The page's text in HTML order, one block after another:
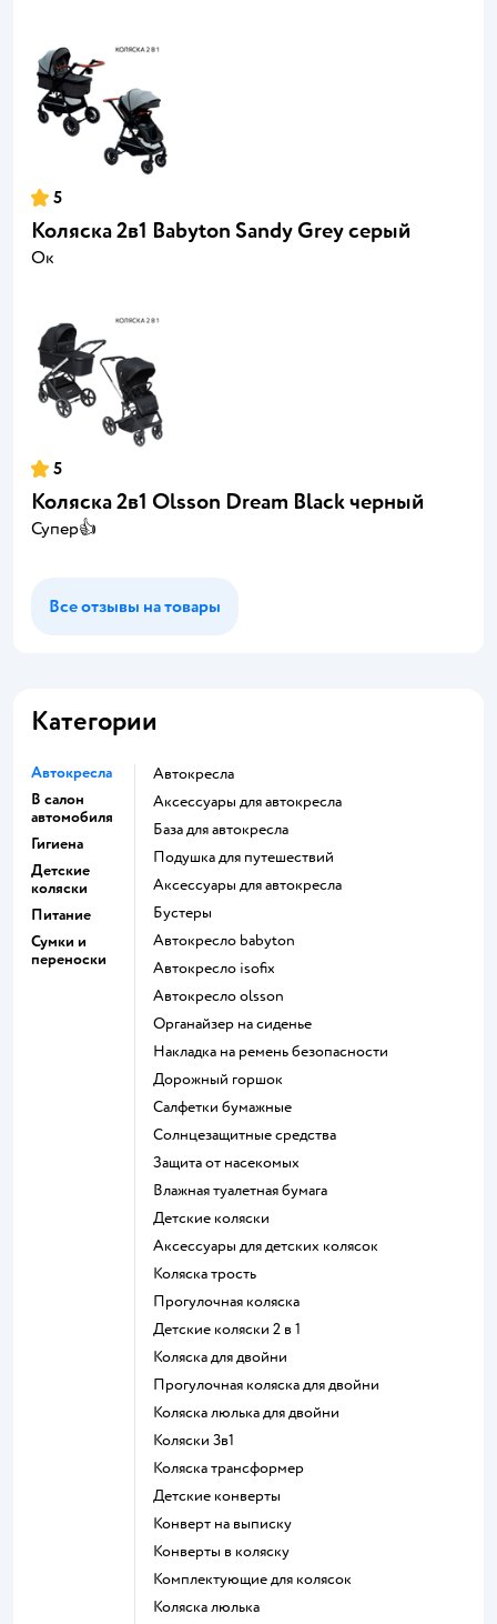
5
Коляска 2в1 Babyton Sandy Grey серый
Ок
5
Коляска 2в1 Olsson Dream Black черный
Супер👍
Все отзывы на товары
Категории
Автокресла
В салон
автомобиля
Гигиена
Детские
коляски
Питание
Сумки и
переноски
Автокресла
Аксессуары для автокресла
База для автокресла
Подушка для путешествий
Аксессуары для автокресла
Бустеры
Автокресло babyton
Автокресло isofix
Автокресло olsson
Органайзер на сиденье
Накладка на ремень безопасности
Дорожный горшок
Салфетки бумажные
Солнцезащитные средства
Защита от насекомых
Влажная туалетная бумага
Детские коляски
Аксессуары для детских колясок
Коляска трость
Прогулочная коляска
Детские коляски 2 в 1
Коляска для двойни
Прогулочная коляска для двойни
Коляска люлька для двойни
Коляски 3в1
Коляска трансформер
Детские конверты
Конверт на выписку
Конверты в коляску
Комплектующие для колясок
Коляска люлька